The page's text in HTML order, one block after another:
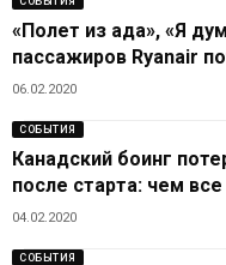
«Полет из ада», «Я
пассажиров Ryanair
06.02.2020
СОБЫТИЯ
Канадский боинг
после старта: чем
04.02.2020
СОБЫТИЯ